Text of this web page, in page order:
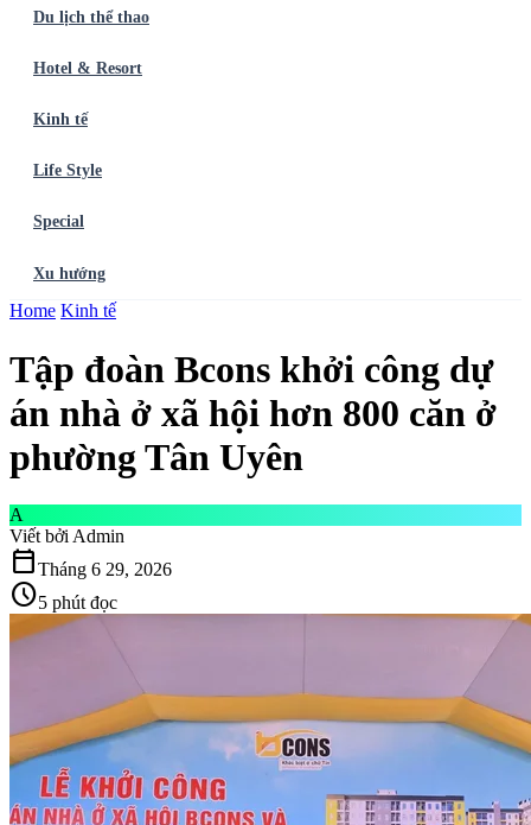
Du lịch thể thao
Hotel & Resort
Kinh tế
Life Style
Special
Xu hướng
Trang chủẨm thực
KÝ NGAY
Home Kinh tế
Tập đoàn Bcons khởi công dự
án nhà ở xã hội hơn 800 căn ở
phường Tân Uyên
A
Viết bởi Admin
calendar_todayTháng 6 29, 2026
schedule5 phút đọc